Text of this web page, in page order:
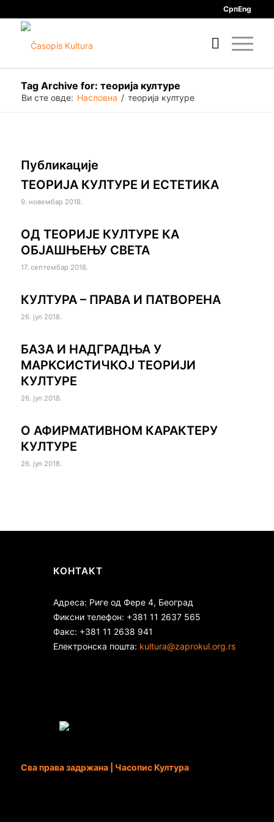
СрпEng
Tag Archive for: теорија културе
Ви сте овде: Насловна / теорија културе
Публикације
ТЕОРИЈА КУЛТУРЕ И ЕСТЕТИКА
9. новембар 2018.
ОД ТЕОРИЈЕ КУЛТУРЕ КА
ОБЈАШЊЕЊУ СВЕТА
17. септембар 2018.
КУЛТУРА – ПРАВА И ПАТВОРЕНА
26. јул 2018.
БАЗА И НАДГРАДЊА У
МАРКСИСТИЧКОЈ ТЕОРИЈИ
КУЛТУРЕ
26. јул 2018.
О АФИРМАТИВНОМ КАРАКТЕРУ
КУЛТУРЕ
26. јул 2018.
КОНТАКТ
Адреса: Риге од Фере 4, Београд
Фиксни телефон: +381 11 2637 565
Факс: +381 11 2638 941
Електронска пошта: kultura@zaprokul.org.rs
Сва права задржана | Часопис Култура